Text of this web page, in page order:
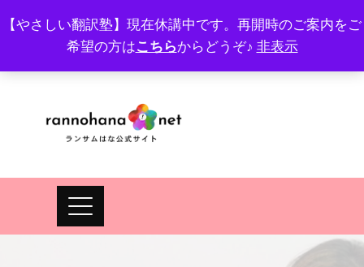
【やさしい翻訳塾】現在休講中です。再開時のご案内をご
希望の方はこちらからどうぞ♪ 非表示
プロフィール FAQ Site map JA EN